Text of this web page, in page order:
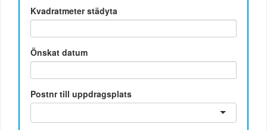
Kvadratmeter städyta
Önskat datum
Postnr till uppdragsplats